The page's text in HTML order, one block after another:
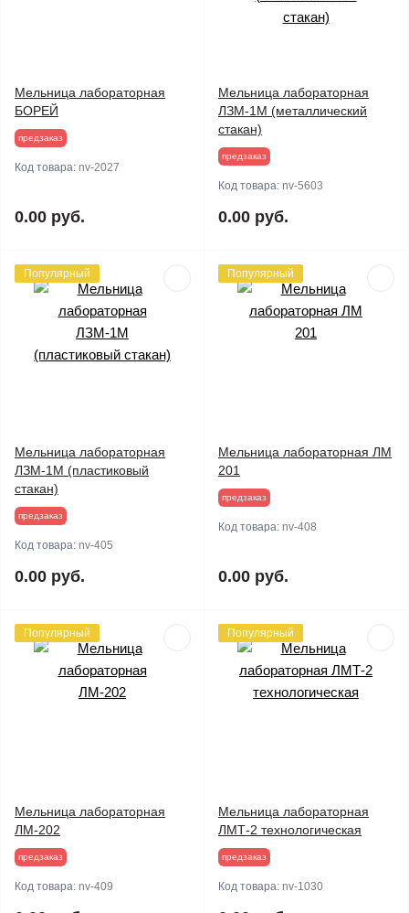
Мельница лабораторная
БОРЕЙ
предзаказ
Код товара: nv-2027
0.00 руб.
Мельница лабораторная
ЛЗМ-1М (металлический
стакан)
предзаказ
Код товара: nv-5603
0.00 руб.
Популярный
Мельница лабораторная
ЛЗМ-1М (пластиковый
стакан)
предзаказ
Код товара: nv-405
0.00 руб.
Популярный
Мельница лабораторная ЛМ
201
предзаказ
Код товара: nv-408
0.00 руб.
Популярный
Мельница лабораторная
ЛМ-202
предзаказ
Код товара: nv-409
Популярный
Мельница лабораторная
ЛМТ-2 технологическая
предзаказ
Код товара: nv-1030